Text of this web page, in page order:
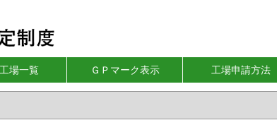
場一覧 ＧＰマーク表示 工場申請方法